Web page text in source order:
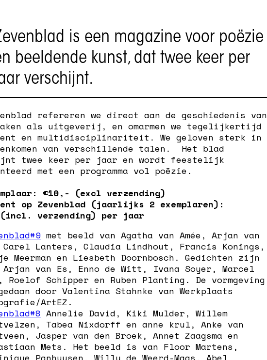
is een magazine voor poëzie
beeldende kunst, dat twee keer per
verschijnt.
refereren we direct aan de geschiedenis van
als uitgeverij, en omarmen we tegelijkertijd
en multidisciplinariteit. We geloven sterk in
van verschillende talen. Het blad
twee keer per jaar en wordt feestelijk
met een programma vol poëzie.
€10,- (excl verzending)
op Zevenblad (jaarlijks 2 exemplaren):
(incl. verzending) per jaar
met beeld van Agatha van Amée, Arjan van
Carel Lanters, Claudia Lindhout, Francis Konings,
Meerman en Liesbeth Doornbosch. Gedichten zijn
Arjan van Es, Enno de Witt, Ivana Soyer, Marcel
Roelof Schipper en Ruben Planting. De vormgeving
door Valentina Stahnke van Werkplaats
ArtEZ.
Annelie David, Kiki Mulder, Willem
Tabea Nixdorff en anne krul, Anke van
Jasper van den Broek, Annet Zaagsma en
Mets. Het beeld is van Floor Martens,